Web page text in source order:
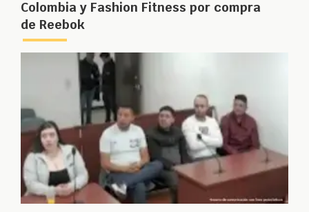
Colombia y Fashion Fitness por compra
de Reebok